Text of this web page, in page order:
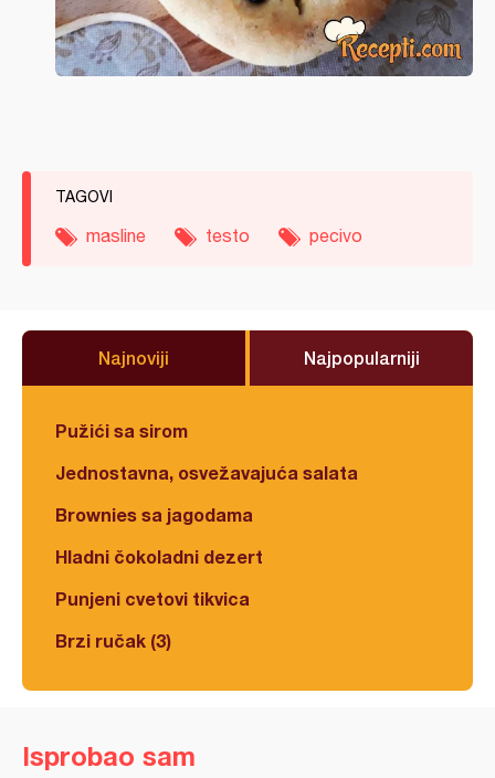
TAGOVI
masline testo pecivo
Najnoviji Najpopularniji
Pužići sa sirom
Jednostavna, osvežavajuća salata
Brownies sa jagodama
Hladni čokoladni dezert
Punjeni cvetovi tikvica
Brzi ručak (3)
Isprobao sam